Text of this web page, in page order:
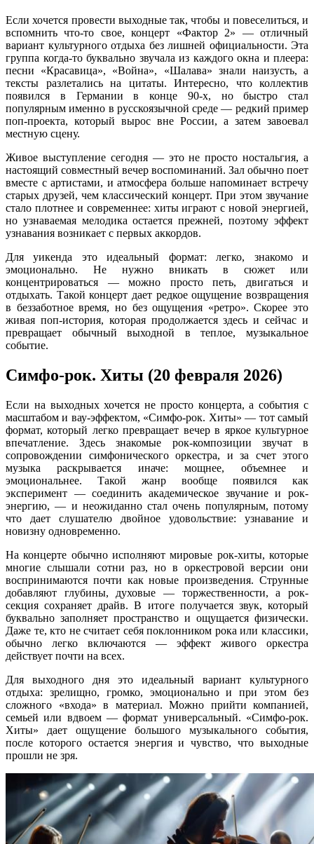
Если хочется провести выходные так, чтобы и повеселиться, и
вспомнить что-то свое, концерт «Фактор 2» — отличный
вариант культурного отдыха без лишней официальности. Эта
группа когда-то буквально звучала из каждого окна и плеера:
песни «Красавица», «Война», «Шалава» знали наизусть, а
тексты разлетались на цитаты. Интересно, что коллектив
появился в Германии в конце 90-х, но быстро стал
популярным именно в русскоязычной среде — редкий пример
поп-проекта, который вырос вне России, а затем завоевал
местную сцену.
Живое выступление сегодня — это не просто ностальгия, а
настоящий совместный вечер воспоминаний. Зал обычно поет
вместе с артистами, и атмосфера больше напоминает встречу
старых друзей, чем классический концерт. При этом звучание
стало плотнее и современнее: хиты играют с новой энергией,
но узнаваемая мелодика остается прежней, поэтому эффект
узнавания возникает с первых аккордов.
Для уикенда это идеальный формат: легко, знакомо и
эмоционально. Не нужно вникать в сюжет или
концентрироваться — можно просто петь, двигаться и
отдыхать. Такой концерт дает редкое ощущение возвращения
в беззаботное время, но без ощущения «ретро». Скорее это
живая поп-история, которая продолжается здесь и сейчас и
превращает обычный выходной в теплое, музыкальное
событие.
Симфо-рок. Хиты (20 февраля 2026)
Если на выходных хочется не просто концерта, а события с
масштабом и вау-эффектом, «Симфо-рок. Хиты» — тот самый
формат, который легко превращает вечер в яркое культурное
впечатление. Здесь знакомые рок-композиции звучат в
сопровождении симфонического оркестра, и за счет этого
музыка раскрывается иначе: мощнее, объемнее и
эмоциональнее. Такой жанр вообще появился как
эксперимент — соединить академическое звучание и рок-
энергию, — и неожиданно стал очень популярным, потому
что дает слушателю двойное удовольствие: узнавание и
новизну одновременно.
На концерте обычно исполняют мировые рок-хиты, которые
многие слышали сотни раз, но в оркестровой версии они
воспринимаются почти как новые произведения. Струнные
добавляют глубины, духовые — торжественности, а рок-
секция сохраняет драйв. В итоге получается звук, который
буквально заполняет пространство и ощущается физически.
Даже те, кто не считает себя поклонником рока или классики,
обычно легко включаются — эффект живого оркестра
действует почти на всех.
Для выходного дня это идеальный вариант культурного
отдыха: зрелищно, громко, эмоционально и при этом без
сложного «входа» в материал. Можно прийти компанией,
семьей или вдвоем — формат универсальный. «Симфо-рок.
Хиты» дает ощущение большого музыкального события,
после которого остается энергия и чувство, что выходные
прошли не зря.